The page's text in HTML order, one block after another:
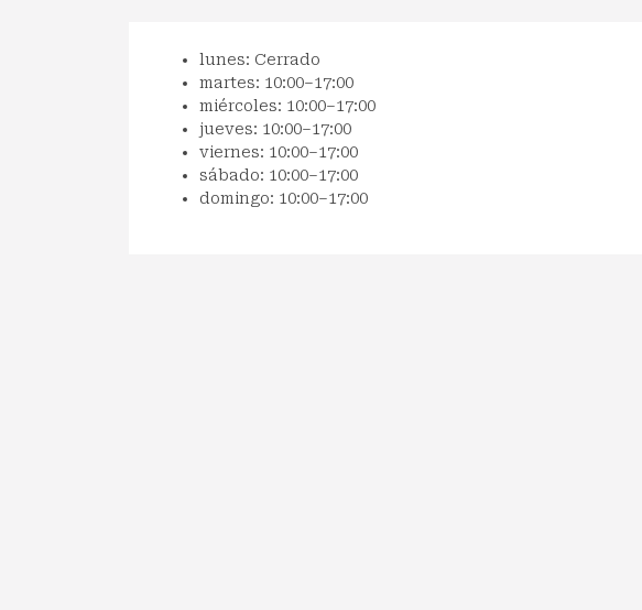
lunes: Cerrado
martes: 10:00–17:00
miércoles: 10:00–17:00
jueves: 10:00–17:00
viernes: 10:00–17:00
sábado: 10:00–17:00
domingo: 10:00–17:00